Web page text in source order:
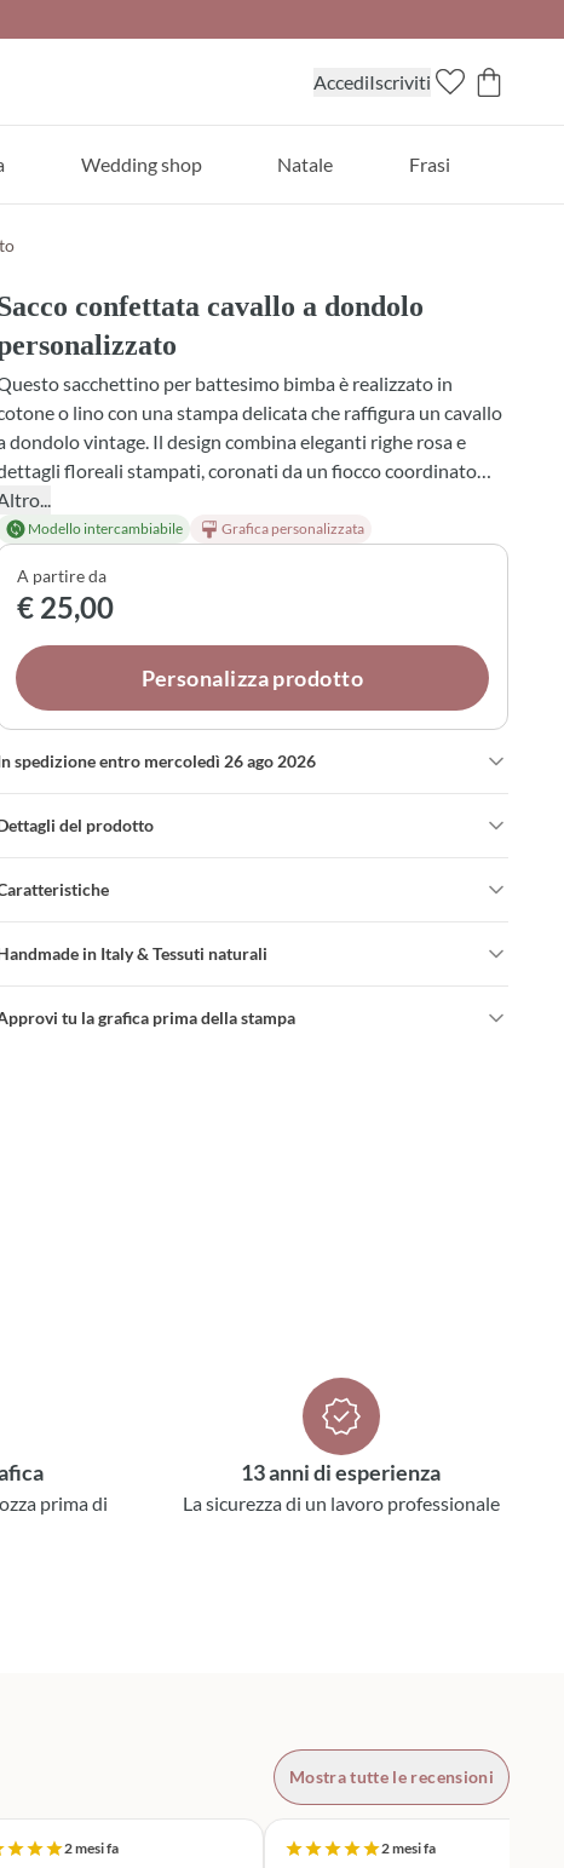
AccediIscriviti
Wedding shop Natale Frasi
confettata cavallo a dondolo
sacchettino per battesimo bimba è realizzato in
o lino con una stampa delicata che raffigura un cavallo
dondolo vintage. Il design combina eleganti righe rosa e
floreali stampati, coronati da un fiocco coordinato
puoi scegliere in diversi colori. Perfetto per confezionare
le tue bomboniere, ogni sacchetto diventa unico grazie alla
con i nomi dei bimbi.
Modello intercambiabile Grafica personalizzata
A partire da
€ 25,00
Personalizza prodotto
spedizione entro mercoledì 26 ago 2026
del prodotto
in Italy & Tessuti naturali
tu la grafica prima della stampa
prima di
13 anni di esperienza
La sicurezza di un lavoro professionale
Mostra tutte le recensioni
2 mesi fa 2 mesi fa